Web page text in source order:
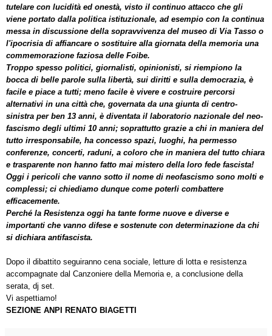
tutelare con lucidità ed onestà, visto il continuo attacco che gli
viene portato dalla politica istituzionale, ad esempio con la continua
messa in discussione della sopravvivenza del museo di Via Tasso o
l'ipocrisia di affiancare o sostituire alla giornata della memoria una
commemorazione faziosa delle Foibe.
Troppo spesso politici, giornalisti, opinionisti, si riempiono la
bocca di belle parole sulla libertà, sui diritti e sulla democrazia, è
facile e piace a tutti; meno facile è vivere e costruire percorsi
alternativi in una città che, governata da una giunta di centro-
sinistra per ben 13 anni, è diventata il laboratorio nazionale del neo-
fascismo degli ultimi 10 anni; soprattutto grazie a chi in maniera del
tutto irresponsabile, ha concesso spazi, luoghi, ha permesso
conferenze, concerti, raduni, a coloro che in maniera del tutto chiara
e trasparente non hanno fatto mai mistero della loro fede fascista!
Oggi i pericoli che vanno sotto il nome di neofascismo sono molti e
complessi; ci chiediamo dunque come poterli combattere
efficacemente.
Perché la Resistenza oggi ha tante forme nuove e diverse e
importanti che vanno difese e sostenute con determinazione da chi
si dichiara antifascista.
Dopo il dibattito seguiranno cena sociale, letture di lotta e resistenza
accompagnate dal Canzoniere della Memoria e, a conclusione della
serata, dj set.
Vi aspettiamo!
SEZIONE ANPI RENATO BIAGETTI